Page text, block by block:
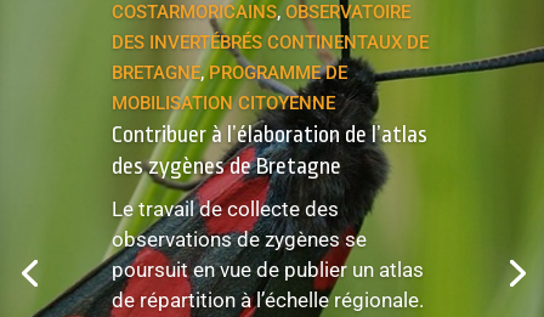
COSTARMORICAINS, OBSERVATOIRE
DES INVERTÉBRÉS CONTINENTAUX DE
BRETAGNE,PROGRAMME DE
MOBILISATION CITOYENNE
Contribuer à l’élaboration de l’atlas
des zygènes de Bretagne
Le travail de collecte des
observations de zygènes se
poursuit en vue de publier un atlas
de répartition à l’échelle régionale.